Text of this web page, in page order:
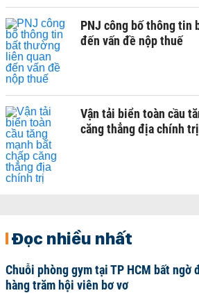
PNJ công bố thông tin
đến vấn đề nộp thuế
Vận tải biển toàn cầu
căng thẳng địa chính trị
Đọc nhiều nhất
Chuỗi phòng gym tại TP HCM bất ngờ
hàng trăm hội viên bơ vơ